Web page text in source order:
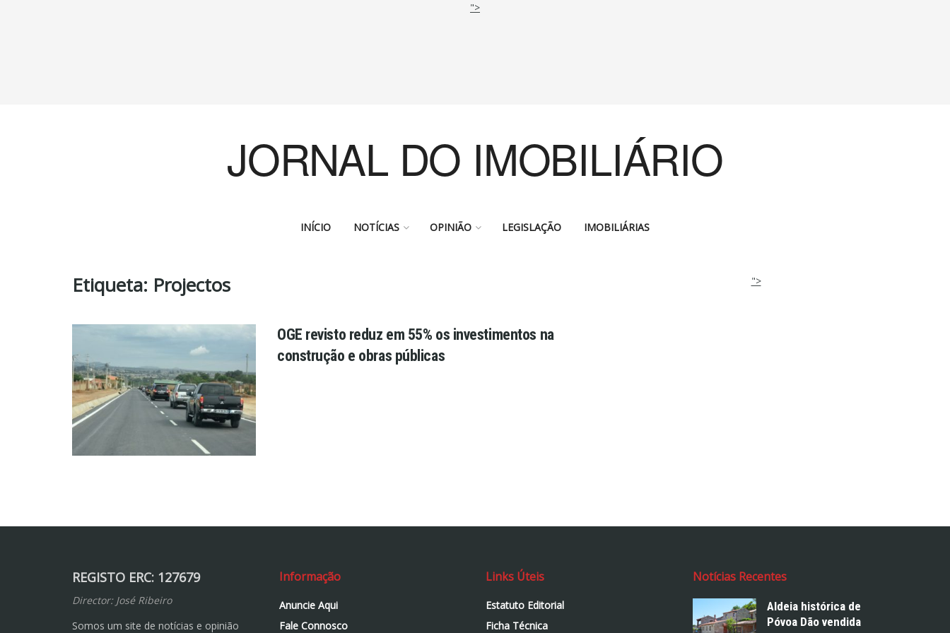
">
JORNAL DO IMOBILIÁRIO
INÍCIO NOTÍCIAS OPINIÃO LEGISLAÇÃO IMOBILIÁRIAS
Etiqueta: Projectos
OGE revisto reduz em 55% os investimentos na
construção e obras públicas
">
REGISTO ERC: 127679
Director: José Ribeiro
Somos um site de notícias e opinião
Informação
Anuncie Aqui
Fale Connosco
Links Úteis
Estatuto Editorial
Ficha Técnica
Notícias Recentes
Aldeia histórica de
Póvoa Dão vendida